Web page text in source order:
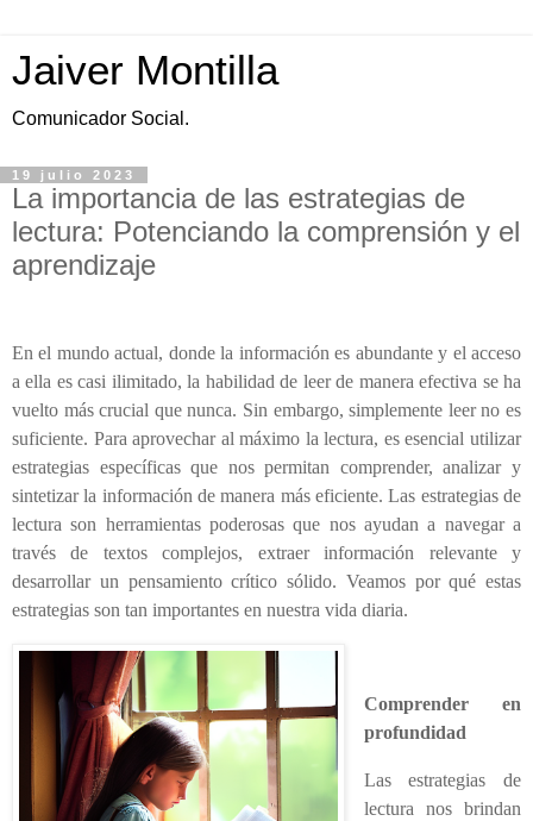
Jaiver Montilla
Comunicador Social.
19 julio 2023
La importancia de las estrategias de
lectura: Potenciando la comprensión y el
aprendizaje
En el mundo actual, donde la información es abundante y el acceso
a ella es casi ilimitado, la habilidad de leer de manera efectiva se ha
vuelto más crucial que nunca. Sin embargo, simplemente leer no es
suficiente. Para aprovechar al máximo la lectura, es esencial utilizar
estrategias específicas que nos permitan comprender, analizar y
sintetizar la información de manera más eficiente. Las estrategias de
lectura son herramientas poderosas que nos ayudan a navegar a
través de textos complejos, extraer información relevante y
desarrollar un pensamiento crítico sólido. Veamos por qué estas
estrategias son tan importantes en nuestra vida diaria.
Comprender en
profundidad
Las estrategias de
lectura nos brindan